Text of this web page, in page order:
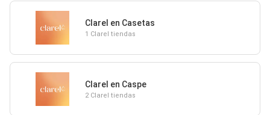
Clarel en Casetas
1 Clarel tiendas
Clarel en Caspe
2 Clarel tiendas